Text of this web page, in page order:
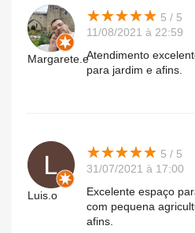
Margarete.e
★★★★★
★★★★★ 5 / 5
11/08/2021 à 22:59
Atendimento
para jardim e afins.
Luis.o
★★★★★
★★★★★ 5 / 5
31/07/2021 à 17:00
Excelente espaço
com pequena
afins.